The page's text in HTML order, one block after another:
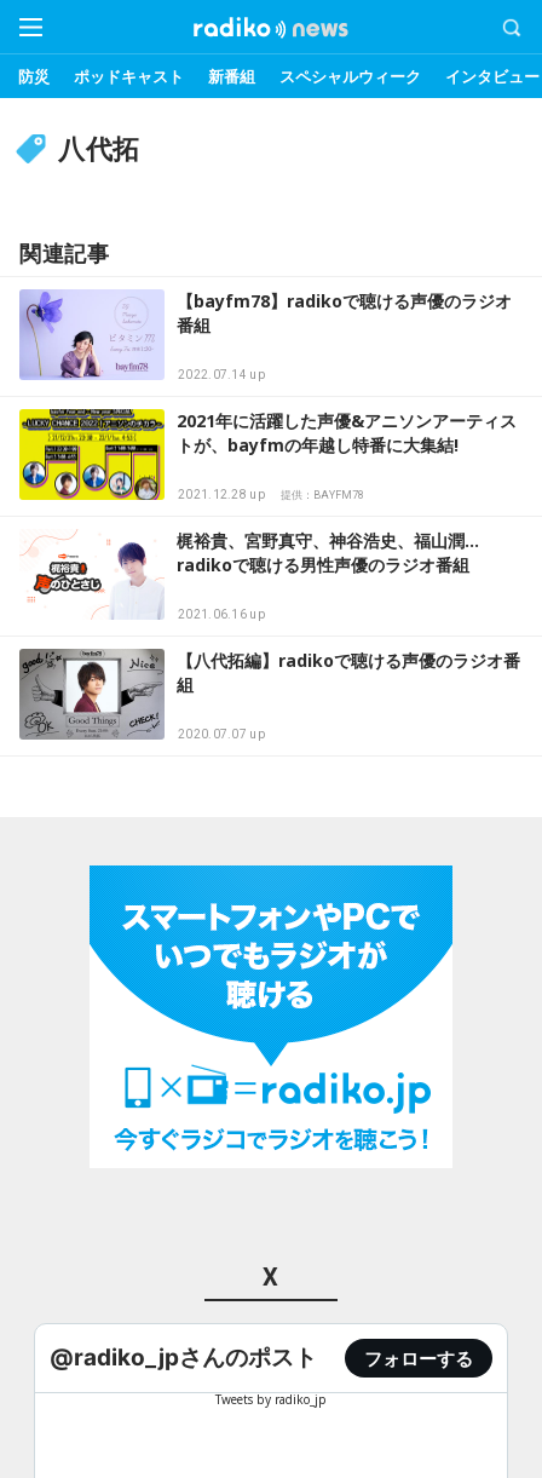
防災 ポッドキャスト 新番組 スペシャルウィーク インタビュー
八代拓
関連記事
【bayfm78】radikoで聴ける声優のラジオ
番組
2022.07.14 up
2021年に活躍した声優&アニソンアーティス
トが、bayfmの年越し特番に大集結!
2021.12.28 up 提供：BAYFM78
梶裕貴、宮野真守、神谷浩史、福山潤…
radikoで聴ける男性声優のラジオ番組
2021.06.16 up
【八代拓編】radikoで聴ける声優のラジオ番
組
2020.07.07 up
X
@radiko_jpさんのポスト フォローする
Tweets by radiko_jp